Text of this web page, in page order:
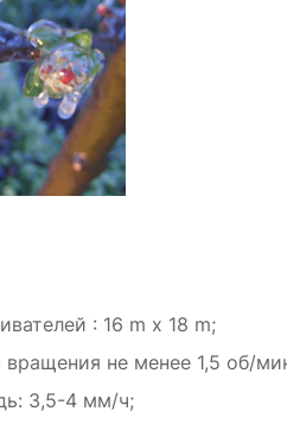
: 16 m x 18 m;
не менее 1,5 об/
3,5-4 мм/ч;